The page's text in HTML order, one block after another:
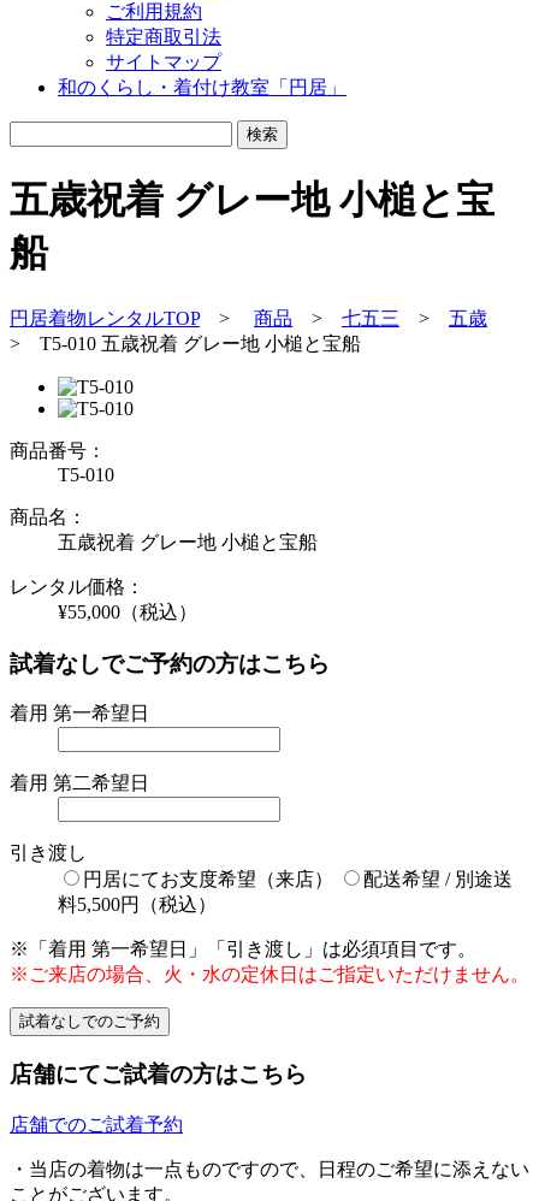
ご利用規約
特定商取引法
サイトマップ
和のくらし・着付け教室「円居」
五歳祝着 グレー地 小槌と宝
船
円居着物レンタルTOP> 商品 > 七五三 > 五歳
> T5-010 五歳祝着 グレー地 小槌と宝船
商品番号：
T5-010
商品名：
五歳祝着 グレー地 小槌と宝船
レンタル価格：
¥55,000 （税込）
試着なしでご予約の方はこちら
着用 第一希望日
着用 第二希望日
引き渡し
円居にてお支度希望（来店）
配送希望 / 別途送
料5,500円（税込）
※「着用 第一希望日」「引き渡し」は必須項目です。
※ご来店の場合、火・水の定休日はご指定いただけません。
店舗にてご試着の方はこちら
店舗でのご試着予約
・当店の着物は一点ものですので、日程のご希望に添えない
ことがございます。